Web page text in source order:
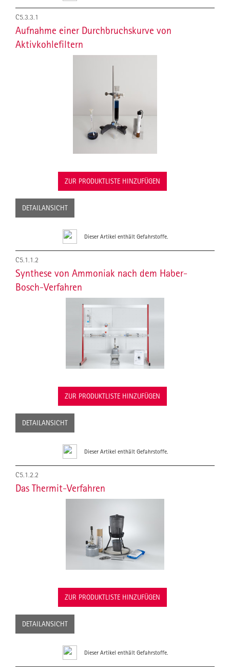
C5.3.3.1
Aufnahme einer Durchbruchskurve von
Aktivkohlefiltern
ZUR PRODUKTLISTE HINZUFÜGEN
DETAILANSICHT
Dieser Artikel enthält Gefahrstoffe.
C5.1.1.2
Synthese von Ammoniak nach dem Haber-
Bosch-Verfahren
ZUR PRODUKTLISTE HINZUFÜGEN
DETAILANSICHT
Dieser Artikel enthält Gefahrstoffe.
C5.1.2.2
Das Thermit-Verfahren
ZUR PRODUKTLISTE HINZUFÜGEN
DETAILANSICHT
Dieser Artikel enthält Gefahrstoffe.